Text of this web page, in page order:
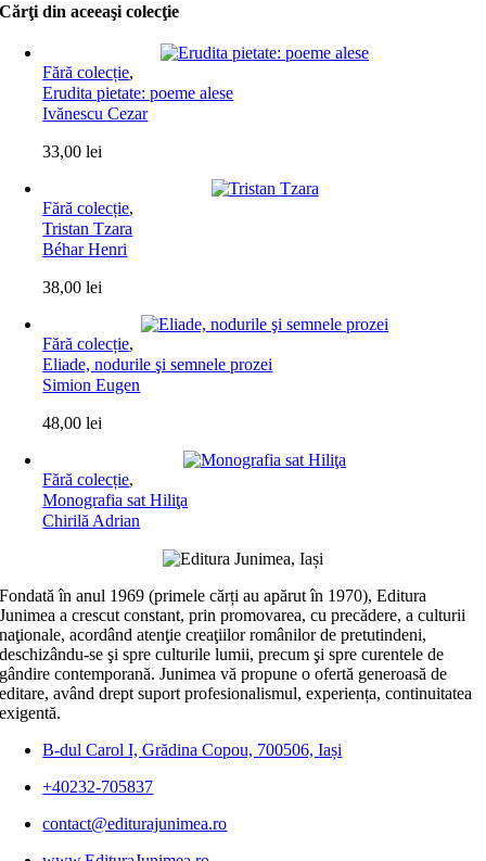
Cărţi din aceeaşi colecţie
Fără colecție,
Erudita pietate: poeme alese
Ivănescu Cezar
33,00lei
Fără colecție,
Tristan Tzara
Béhar Henri
38,00lei
Fără colecție,
Eliade, nodurile şi semnele prozei
Simion Eugen
48,00lei
Fără colecție,
Monografia sat Hiliţa
Chirilă Adrian
Fondată în anul 1969 (primele cărți au apărut în 1970), Editura
Junimea a crescut constant, prin promovarea, cu precădere, a culturii
naţionale, acordând atenţie creaţiilor românilor de pretutindeni,
deschizându-se şi spre culturile lumii, precum şi spre curentele de
gândire contemporană. Junimea vă propune o ofertă generoasă de
editare, având drept suport profesionalismul, experiența, continuitatea
exigentă.
B-dul Carol I, Grădina Copou, 700506, Iași
+40232-705837
contact@editurajunimea.ro